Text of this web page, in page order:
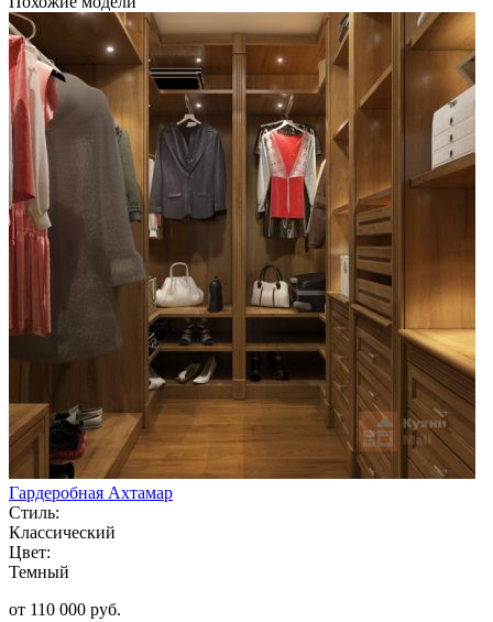
Гардеробная Ахтамар
Стиль:
Классический
Цвет:
Темный
от 110 000 руб.